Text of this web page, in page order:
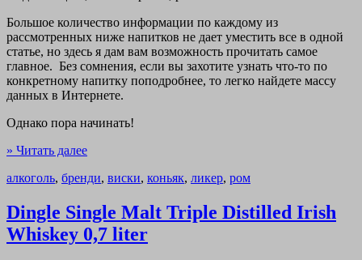
Большое количество информации по каждому из
рассмотренных ниже напитков не дает уместить все в одной
статье, но здесь я дам вам возможность прочитать самое
главное. Без сомнения, если вы захотите узнать что-то по
конкретному напитку поподробнее, то легко найдете массу
данных в Интернете.
Однако пора начинать!
» Читать далее
алкоголь, бренди, виски, коньяк, ликер, ром
Dingle Single Malt Triple Distilled Irish
Whiskey 0,7 liter